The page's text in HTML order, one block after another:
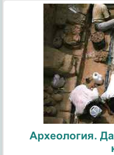
Археология.